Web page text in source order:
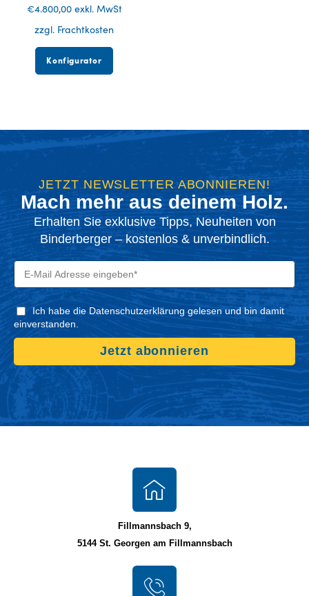
€4.800,00 exkl. MwSt
zzgl. Frachtkosten
Konfigurator
JETZT NEWSLETTER ABONNIEREN!
Mach mehr aus deinem Holz.
Erhalten Sie exklusive Tipps, Neuheiten von
Binderberger – kostenlos & unverbindlich.
Ich habe die Datenschutzerklärung gelesen und bin damit
einverstanden.
Jetzt abonnieren
Fillmannsbach 9,
5144 St. Georgen am Fillmannsbach